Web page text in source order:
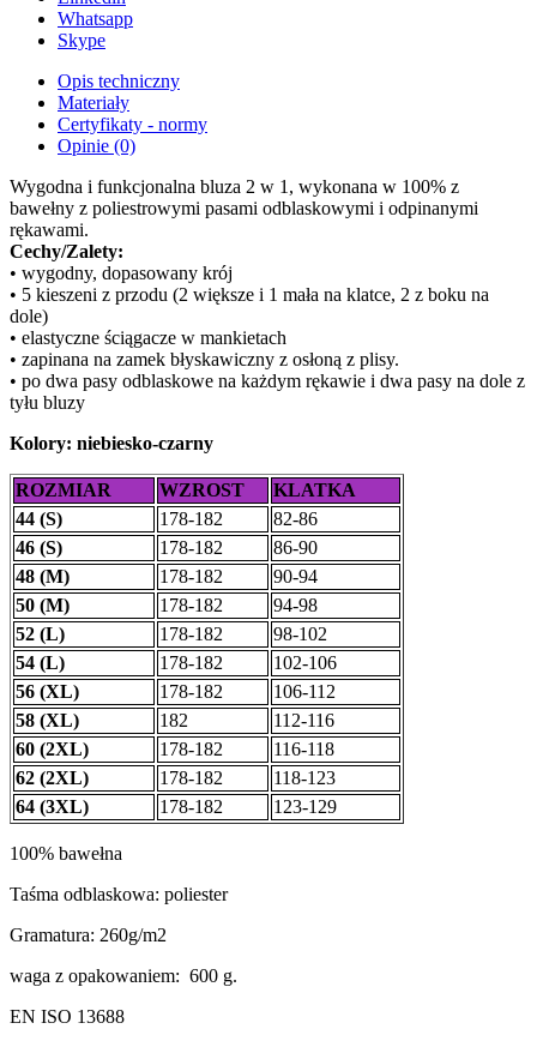
Whatsapp
Skype
Opis techniczny
Materiały
Certyfikaty - normy
Opinie (0)
Wygodna i funkcjonalna bluza 2 w 1, wykonana w 100% z
bawełny z poliestrowymi pasami odblaskowymi i odpinanymi
rękawami.
Cechy/Zalety:
• wygodny, dopasowany krój
• 5 kieszeni z przodu (2 większe i 1 mała na klatce, 2 z boku na
dole)
• elastyczne ściągacze w mankietach
• zapinana na zamek błyskawiczny z osłoną z plisy.
• po dwa pasy odblaskowe na każdym rękawie i dwa pasy na dole z
tyłu bluzy
Kolory: niebiesko-czarny
ROZMIAR WZROST
KLATKA
44 (S)
178-182
82-86
46 (S)
178-182
86-90
48 (M)
178-182
90-94
50 (M)
178-182
94-98
52 (L)
178-182
98-102
54 (L)
178-182
102-106
56 (XL)
178-182
106-112
58 (XL)
182
112-116
60 (2XL)
178-182
116-118
62 (2XL)
178-182
118-123
64 (3XL)
178-182 123-129
100% bawełna
Taśma odblaskowa: poliester
Gramatura: 260g/m2
waga z opakowaniem: 600 g.
EN ISO 13688